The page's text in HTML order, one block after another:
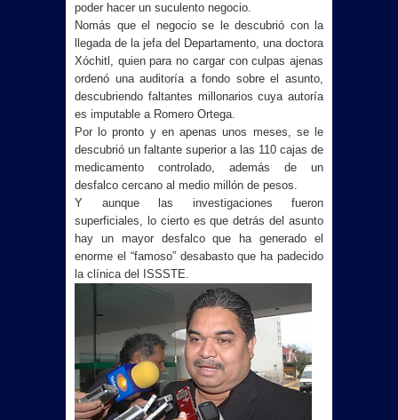
poder hacer un suculento negocio.
Nomás que el negocio se le descubrió con la
llegada de la jefa del Departamento, una doctora
Xóchitl, quien para no cargar con culpas ajenas
ordenó una auditoría a fondo sobre el asunto,
descubriendo faltantes millonarios cuya autoría
es imputable a Romero Ortega.
Por lo pronto y en apenas unos meses, se le
descubrió un faltante superior a las 110 cajas de
medicamento controlado, además de un
desfalco cercano al medio millón de pesos.
Y aunque las investigaciones fueron
superficiales, lo cierto es que detrás del asunto
hay un mayor desfalco que ha generado el
enorme el “famoso” desabasto que ha padecido
la clínica del ISSSTE.